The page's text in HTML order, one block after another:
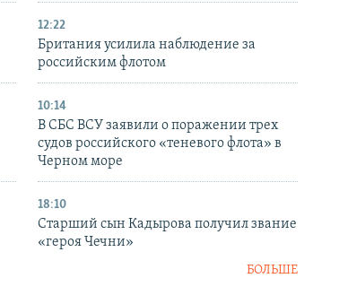
12:22
Британия усилила наблюдение за
российским флотом
10:14
В СБС ВСУ заявили о поражении трех
судов российского «теневого флота» в
Черном море
18:10
Старший сын Кадырова получил звание
«героя Чечни»
БОЛЬШЕ